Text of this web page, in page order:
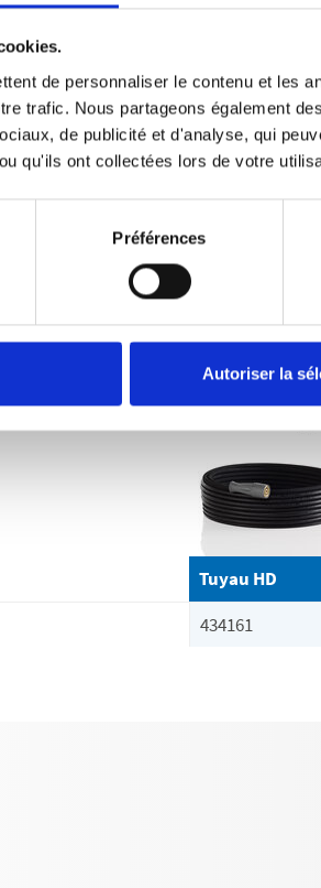
de personnaliser le contenu et les
trafic. Nous partageons également
de publicité et d'analyse, qui
qu'ils ont collectées lors de votre
Préférences
Autoriser la
Données
Tuyau HD
434161